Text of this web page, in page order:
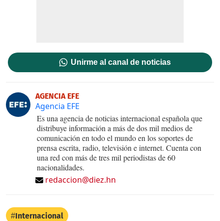
Unirme al canal de noticias
AGENCIA EFE
Agencia EFE
Es una agencia de noticias internacional española que
distribuye información a más de dos mil medios de
comunicación en todo el mundo en los soportes de
prensa escrita, radio, televisión e internet. Cuenta con
una red con más de tres mil periodistas de 60
nacionalidades.
redaccion@diez.hn
Internacional